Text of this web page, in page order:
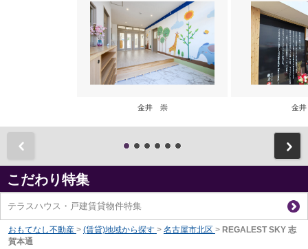
金井 崇 金
こだわり特集
テラスハウス・戸建賃貸物件特集
おもてなし不動産 > (賃貸)地域から探す > 名古屋市北区 > REGALEST SKY 志
賀本通